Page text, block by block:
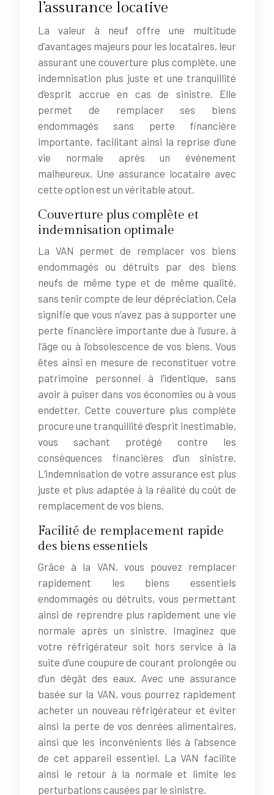
l’assurance locative
La valeur à neuf offre une multitude
d’avantages majeurs pour les locataires, leur
assurant une couverture plus complète, une
indemnisation plus juste et une tranquillité
d’esprit accrue en cas de sinistre. Elle
permet de remplacer ses biens
endommagés sans perte financière
importante, facilitant ainsi la reprise d’une
vie normale après un événement
malheureux. Une assurance locataire avec
cette option est un véritable atout.
Couverture plus complète et
indemnisation optimale
La VAN permet de remplacer vos biens
endommagés ou détruits par des biens
neufs de même type et de même qualité,
sans tenir compte de leur dépréciation. Cela
signifie que vous n’avez pas à supporter une
perte financière importante due à l’usure, à
l’âge ou à l’obsolescence de vos biens. Vous
êtes ainsi en mesure de reconstituer votre
patrimoine personnel à l’identique, sans
avoir à puiser dans vos économies ou à vous
endetter. Cette couverture plus complète
procure une tranquillité d’esprit inestimable,
vous sachant protégé contre les
conséquences financières d’un sinistre.
L’indemnisation de votre assurance est plus
juste et plus adaptée à la réalité du coût de
remplacement de vos biens.
Facilité de remplacement rapide
des biens essentiels
Grâce à la VAN, vous pouvez remplacer
rapidement les biens essentiels
endommagés ou détruits, vous permettant
ainsi de reprendre plus rapidement une vie
normale après un sinistre. Imaginez que
votre réfrigérateur soit hors service à la
suite d’une coupure de courant prolongée ou
d’un dégât des eaux. Avec une assurance
basée sur la VAN, vous pourrez rapidement
acheter un nouveau réfrigérateur et éviter
ainsi la perte de vos denrées alimentaires,
ainsi que les inconvénients liés à l’absence
de cet appareil essentiel. La VAN facilite
ainsi le retour à la normale et limite les
perturbations causées par le sinistre.